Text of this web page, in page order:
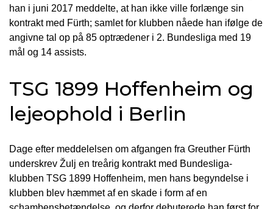
han i juni 2017 meddelte, at han ikke ville forlænge sin
kontrakt med Fürth; samlet for klubben nåede han ifølge de
angivne tal op på 85 optrædener i 2. Bundesliga med 19
mål og 14 assists.
TSG 1899 Hoffenheim og
lejeophold i Berlin
Dage efter meddelelsen om afgangen fra Greuther Fürth
underskrev Žulj en treårig kontrakt med Bundesliga-
klubben TSG 1899 Hoffenheim, men hans begyndelse i
klubben blev hæmmet af en skade i form af en